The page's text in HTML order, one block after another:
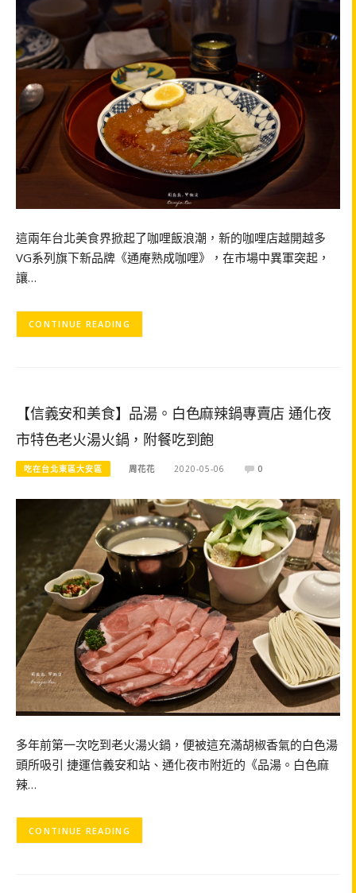
這兩年台北美食界掀起了咖哩飯浪潮，新的咖哩店越開越多
VG系列旗下新品牌《通庵熟成咖哩》，在市場中異軍突起，
讓…
CONTINUE READING
【信義安和美食】品湯。白色麻辣鍋專賣店 通化夜
市特色老火湯火鍋，附餐吃到飽
吃在台北東區大安區 周花花 2020-05-06 0
多年前第一次吃到老火湯火鍋，便被這充滿胡椒香氣的白色湯
頭所吸引 捷運信義安和站、通化夜市附近的《品湯。白色麻
辣…
CONTINUE READING